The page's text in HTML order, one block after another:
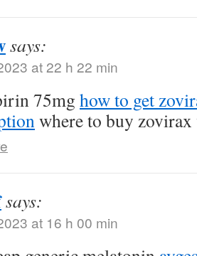
says:
at 22 h 22 min
75mg how to get
where to buy
says:
at 16 h 00 min